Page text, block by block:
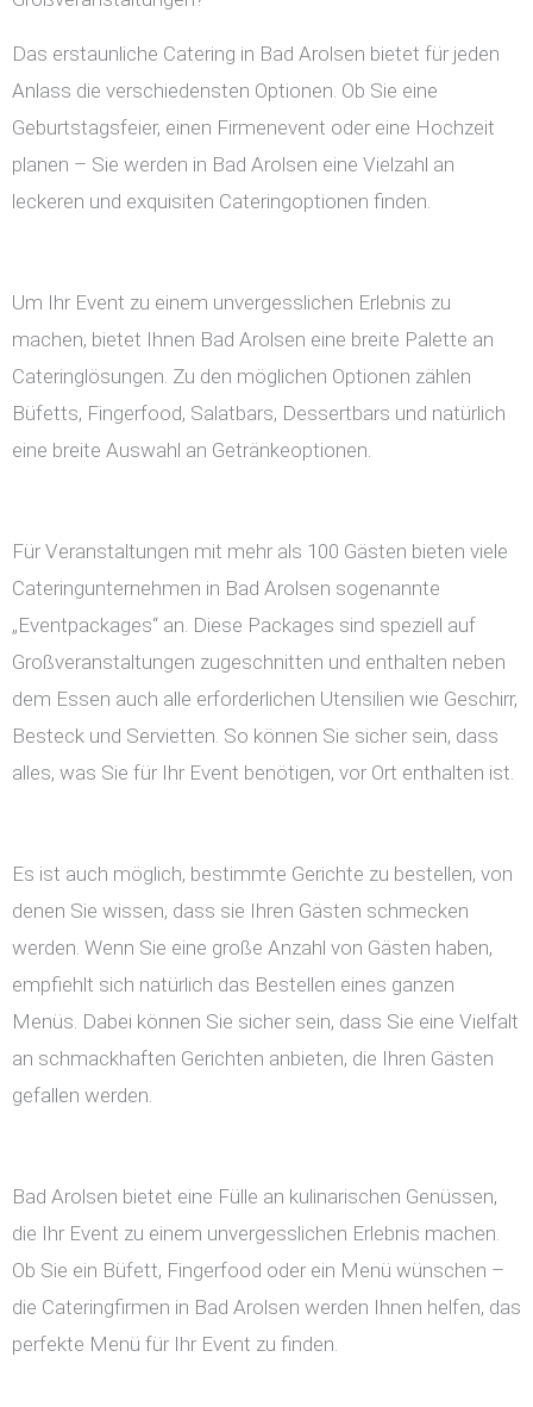
Das erstaunliche Catering in Bad Arolsen bietet für jeden
Anlass die verschiedensten Optionen. Ob Sie eine
Geburtstagsfeier, einen Firmenevent oder eine Hochzeit
planen – Sie werden in Bad Arolsen eine Vielzahl an
leckeren und exquisiten Cateringoptionen finden.
Um Ihr Event zu einem unvergesslichen Erlebnis zu
machen, bietet Ihnen Bad Arolsen eine breite Palette an
Cateringlösungen. Zu den möglichen Optionen zählen
Büfetts, Fingerfood, Salatbars, Dessertbars und natürlich
eine breite Auswahl an Getränkeoptionen.
Für Veranstaltungen mit mehr als 100 Gästen bieten viele
Cateringunternehmen in Bad Arolsen sogenannte
„Eventpackages“ an. Diese Packages sind speziell auf
Großveranstaltungen zugeschnitten und enthalten neben
dem Essen auch alle erforderlichen Utensilien wie Geschirr,
Besteck und Servietten. So können Sie sicher sein, dass
alles, was Sie für Ihr Event benötigen, vor Ort enthalten ist.
Es ist auch möglich, bestimmte Gerichte zu bestellen, von
denen Sie wissen, dass sie Ihren Gästen schmecken
werden. Wenn Sie eine große Anzahl von Gästen haben,
empfiehlt sich natürlich das Bestellen eines ganzen
Menüs. Dabei können Sie sicher sein, dass Sie eine Vielfalt
an schmackhaften Gerichten anbieten, die Ihren Gästen
gefallen werden.
Bad Arolsen bietet eine Fülle an kulinarischen Genüssen,
die Ihr Event zu einem unvergesslichen Erlebnis machen.
Ob Sie ein Büfett, Fingerfood oder ein Menü wünschen –
die Cateringfirmen in Bad Arolsen werden Ihnen helfen, das
perfekte Menü für Ihr Event zu finden.